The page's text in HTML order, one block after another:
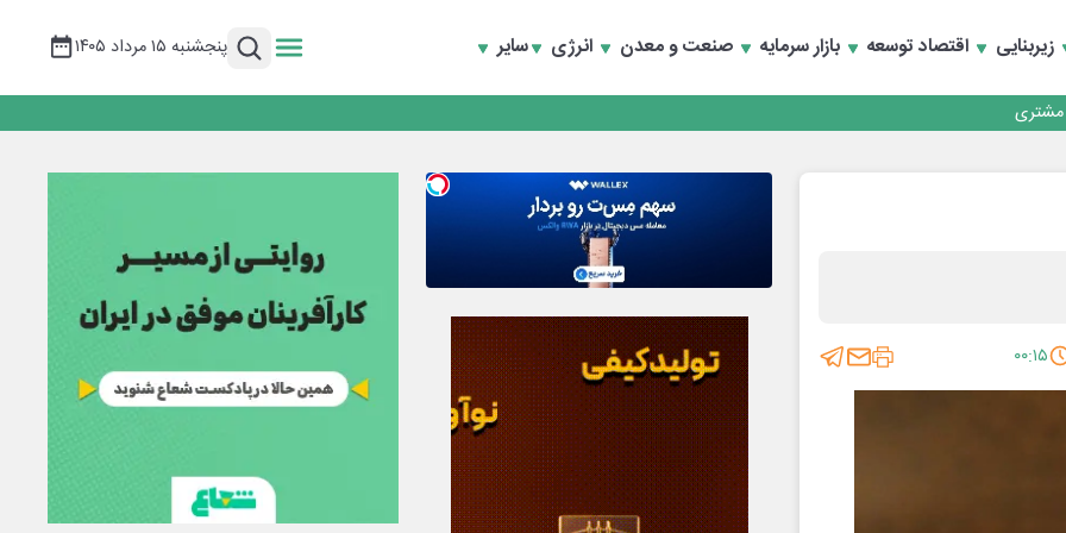
زیربنایی اقتصاد توسعه بازار سرمایه صنعت و معدن انرژی سایر پنجشنبه ۱۵ مرداد ۱۴۰۵
و بازسازی اعتماد مشتریان
و بازسازی اعتماد مشتریان
۰۰:۱۵